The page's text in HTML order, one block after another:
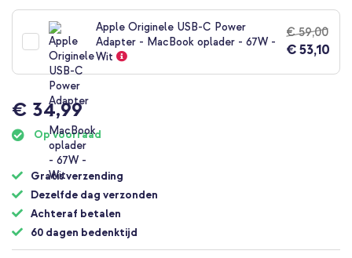
Apple Originele USB-C Power
Adapter - MacBook oplader - 67W -
Wit
€ 59,00
€ 53,10
€ 34,99
Op voorraad
Gratis verzending
Dezelfde dag verzonden
Achteraf betalen
60 dagen bedenktijd